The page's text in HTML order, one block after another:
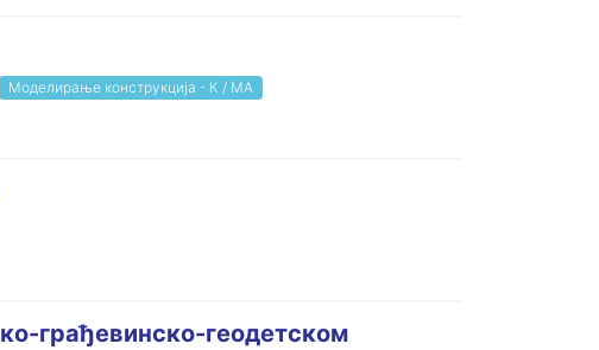
Моделирање конструкција - К / МА
грађевинско-геодетском